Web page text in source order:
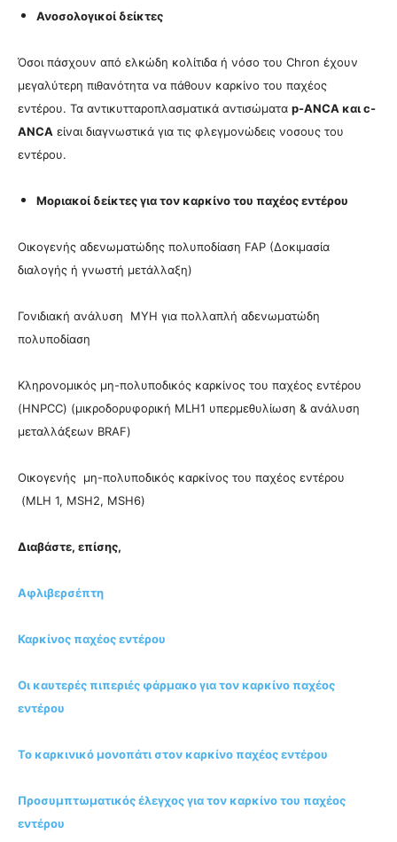
Ανοσολογικοί δείκτες
Όσοι πάσχουν από ελκώδη κολίτιδα ή νόσο του Chron έχουν
μεγαλύτερη πιθανότητα να πάθουν καρκίνο του παχέος
εντέρου. Τα αντικυτταροπλασματικά αντισώματα p-ANCA και c-
ANCA είναι διαγνωστικά για τις φλεγμονώδεις νοσους του
εντέρου.
Μοριακοί δείκτες για τον καρκίνο του παχέος εντέρου
Οικογενής αδενωματώδης πολυποδίαση FAP (Δοκιμασία
διαλογής ή γνωστή μετάλλαξη)
Γονιδιακή ανάλυση ΜΥΗ για πολλαπλή αδενωματώδη
πολυποδίαση
Κληρονομικός μη-πολυποδικός καρκίνος του παχέος εντέρου
(HNPCC) (μικροδορυφορική MLH1 υπερμεθυλίωση & ανάλυση
μεταλλάξεων BRAF)
Οικογενής μη-πολυποδικός καρκίνος του παχέος εντέρου
(MLH 1, MSH2, MSH6)
Διαβάστε, επίσης,
Αφλιβερσέπτη
Καρκίνος παχέος εντέρου
Οι καυτερές πιπεριές φάρμακο για τον καρκίνο παχέος
εντέρου
Το καρκινικό μονοπάτι στον καρκίνο παχέος εντέρου
Προσυμπτωματικός έλεγχος για τον καρκίνο του παχέος
εντέρου